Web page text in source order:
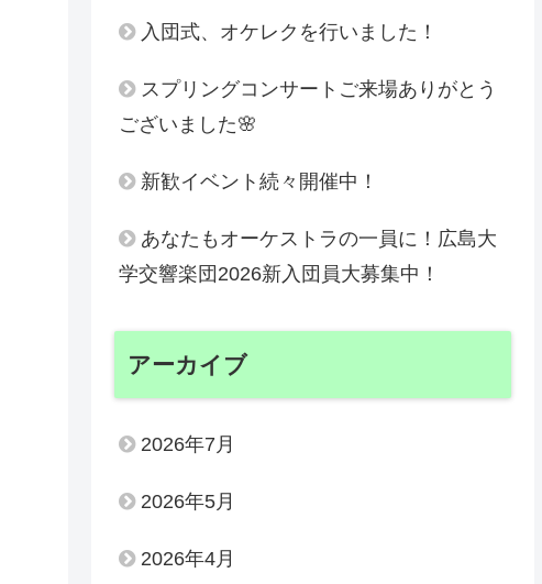
入団式、オケレクを行いました！
スプリングコンサートご来場ありがとう
ございました🌸
新歓イベント続々開催中！
あなたもオーケストラの一員に！広島大
学交響楽団2026新入団員大募集中！
アーカイブ
2026年7月
2026年5月
2026年4月